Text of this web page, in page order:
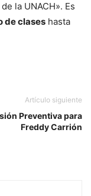
la UNACH». Es
de clases hasta
Artículo siguiente
Preventiva para
Freddy Carrión